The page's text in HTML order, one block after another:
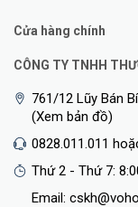
Cửa hàng chính
CÔNG TY TNHH
761/12 Lũy Bán
(Xem bản đồ)
0828.011.011
Thứ 2 - Thứ 7:
Email: